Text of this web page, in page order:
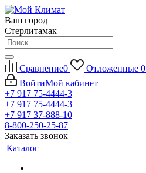
Ваш город
Стерлитамак
Сравнение0 Отложенные 0
ВойтиМой кабинет
+7 917 75-4444-3
+7 917 75-4444-3
+7 917 37-888-10
8-800-250-25-87
Заказать звонок
Каталог